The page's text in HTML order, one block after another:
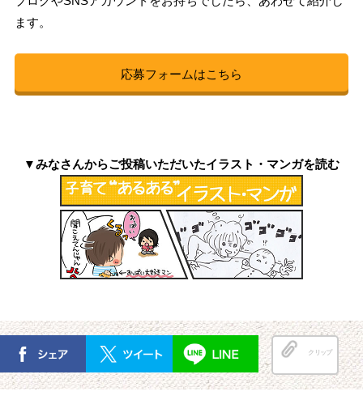
ます。
応募フォームはこちら
▼みなさんからご投稿いただいたイラスト・マンガを読む
クリップ